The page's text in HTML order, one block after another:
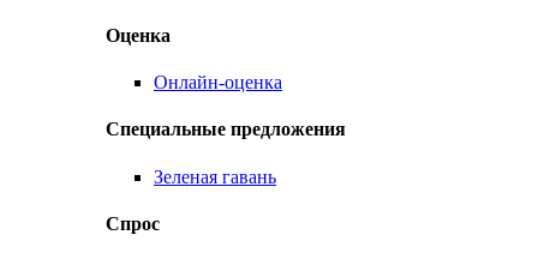
Оценка
Онлайн-оценка
Специальные предложения
Зеленая гавань
Спрос